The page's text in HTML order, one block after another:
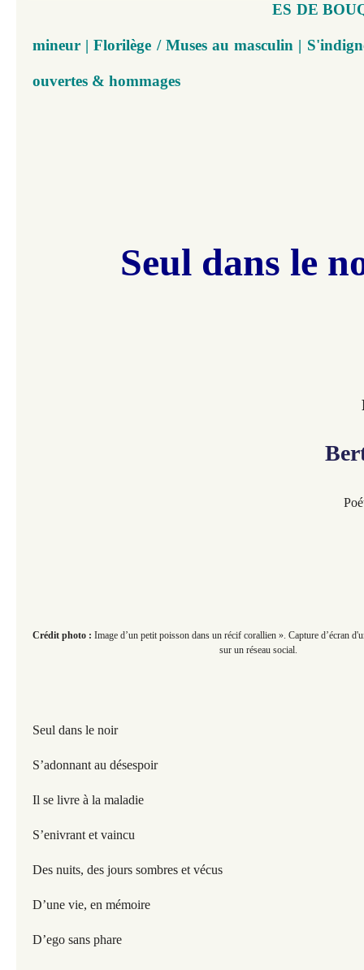
ES DE
mineur | Florilège / Muses au masculin |
ouvertes & hommages
Seul dans le
Crédit photo : Image d’un petit poisson dans un récif corallien ». Capture d’écran
sur un réseau social.
Seul dans le noir
S’adonnant au désespoir
Il se livre à la maladie
S’enivrant et vaincu
Des nuits, des jours sombres et vécus
D’une vie, en mémoire
D’ego sans phare